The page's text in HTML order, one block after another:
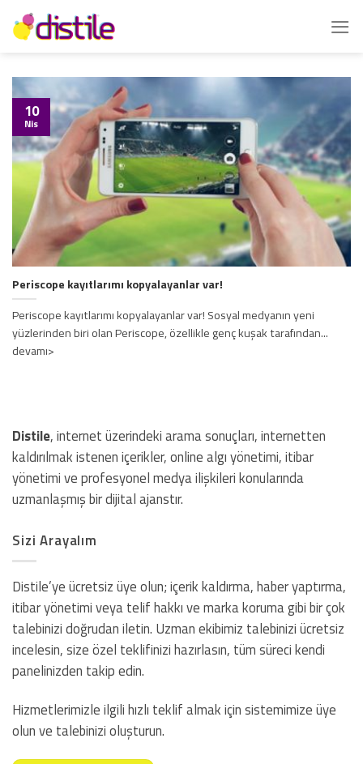
İçeriğe
atla
Periscope kayıtlarımı kopyalayanlar var!
Periscope kayıtlarımı kopyalayanlar var! Sosyal medyanın yeni
yüzlerinden biri olan Periscope, özellikle genç kuşak tarafından...
devamı>
10
Nis
Distile, internet üzerindeki arama sonuçları, internetten
kaldırılmak istenen içerikler, online algı yönetimi, itibar
yönetimi ve profesyonel medya ilişkileri konularında
uzmanlaşmış bir dijital ajanstır.
Sizi Arayalım
Distile’ye ücretsiz üye olun; içerik kaldırma, haber yaptırma,
itibar yönetimi veya telif hakkı ve marka koruma gibi bir çok
talebinizi doğrudan iletin. Uzman ekibimiz talebinizi ücretsiz
incelesin, size özel teklifinizi hazırlasın, tüm süreci kendi
panelinizden takip edin.
Hizmetlerimizle ilgili hızlı teklif almak için sistemimize üye
olun ve talebinizi oluşturun.